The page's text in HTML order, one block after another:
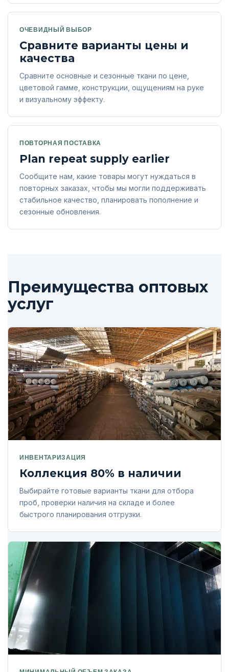
ОЧЕВИДНЫЙ ВЫБОР
Сравните варианты цены и
качества
Сравните основные и сезонные ткани по цене,
цветовой гамме, конструкции, ощущениям на руке
и визуальному эффекту.
ПОВТОРНАЯ ПОСТАВКА
Plan repeat supply earlier
Сообщите нам, какие товары могут нуждаться в
повторных заказах, чтобы мы могли поддерживать
стабильное качество, планировать пополнение и
сезонные обновления.
Преимущества оптовых
услуг
ИНВЕНТАРИЗАЦИЯ
Коллекция 80% в наличии
Выбирайте готовые варианты ткани для отбора
проб, проверки наличия на складе и более
быстрого планирования отгрузки.